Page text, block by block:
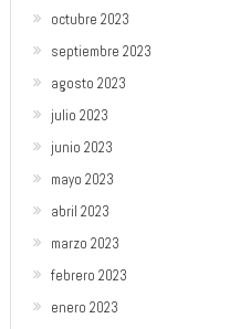
octubre 2023
septiembre 2023
agosto 2023
julio 2023
junio 2023
mayo 2023
abril 2023
marzo 2023
febrero 2023
enero 2023